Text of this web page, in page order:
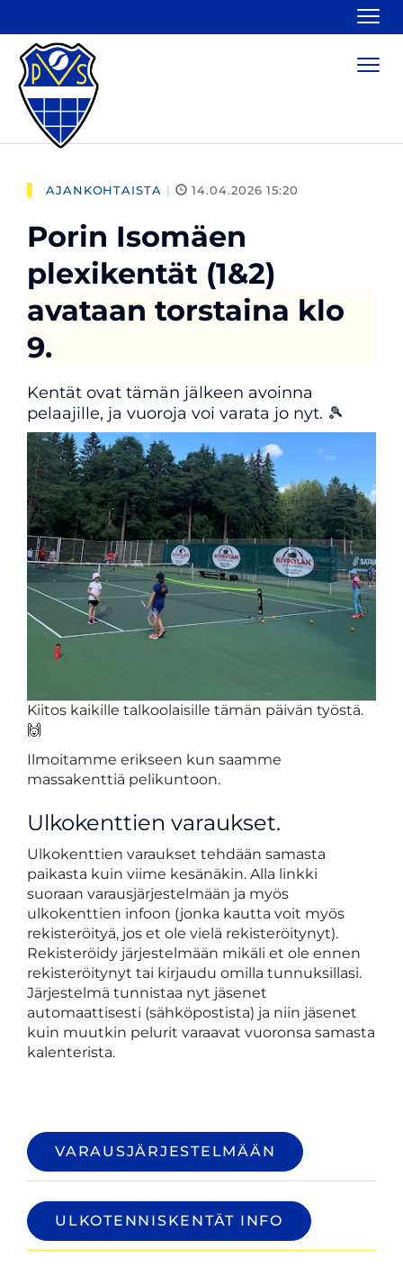
AJANKOHTAISTA | 14.04.2026 15:20
Porin Isomäen
plexikentät (1&2)
avataan torstaina klo
9.
Kentät ovat tämän jälkeen avoinna
pelaajille, ja vuoroja voi varata jo nyt. 🎾
Kiitos kaikille talkoolaisille tämän päivän työstä.
🙌
Ilmoitamme erikseen kun saamme
massakenttiä pelikuntoon.
Ulkokenttien varaukset.
Ulkokenttien varaukset tehdään samasta
paikasta kuin viime kesänäkin. Alla linkki
suoraan varausjärjestelmään ja myös
ulkokenttien infoon (jonka kautta voit myös
rekisteröityä, jos et ole vielä rekisteröitynyt).
Rekisteröidy järjestelmään mikäli et ole ennen
rekisteröitynyt tai kirjaudu omilla tunnuksillasi.
Järjestelmä tunnistaa nyt jäsenet
automaattisesti (sähköpostista) ja niin jäsenet
kuin muutkin pelurit varaavat vuoronsa samasta
kalenterista.
VARAUSJÄRJESTELMÄÄN
ULKOTENNISKENTÄT INFO